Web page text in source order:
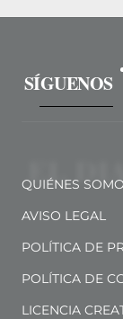
SÍGUENOS
QUIÉNES
AVISO LEGAL
POLÍTICA DE
POLÍTICA DE
LICENCIA